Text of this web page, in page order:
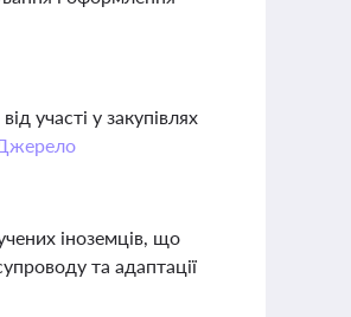
участі у закупівлях
іноземців, що
та адаптації